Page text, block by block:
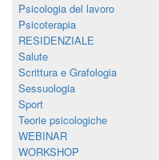
Psicologia del lavoro
Psicoterapia
RESIDENZIALE
Salute
Scrittura e Grafologia
Sessuologia
Sport
Teorie psicologiche
WEBINAR
WORKSHOP